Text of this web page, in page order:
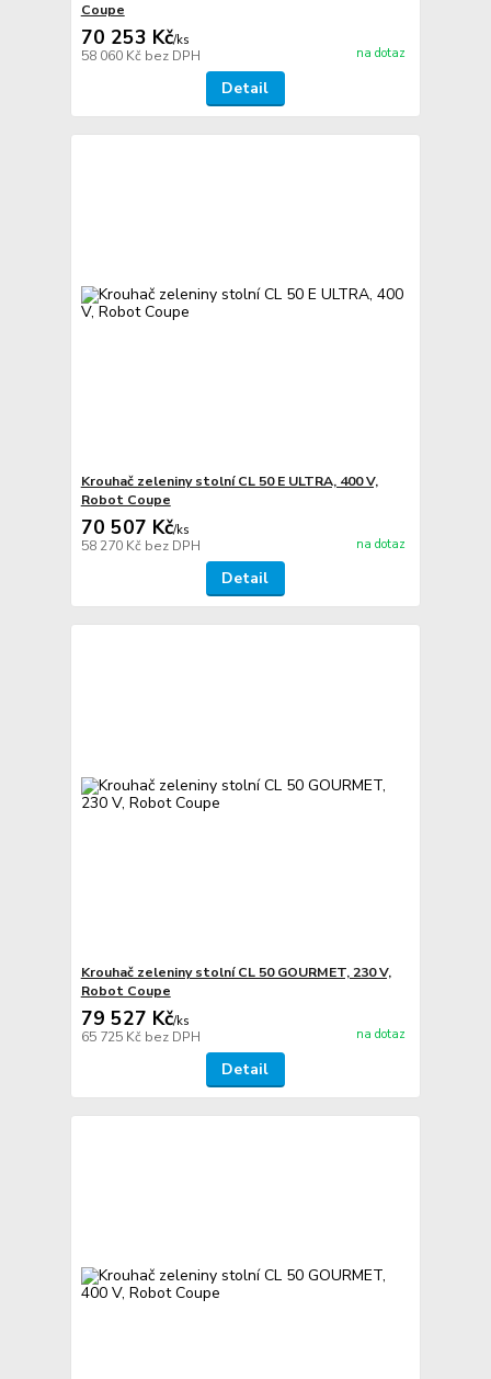
Coupe
70 253 Kč/ks
58 060 Kč bez DPH na dotaz
Detail
Krouhač zeleniny stolní CL 50 E ULTRA, 400 V,
Robot Coupe
70 507 Kč/ks
58 270 Kč bez DPH na dotaz
Detail
Krouhač zeleniny stolní CL 50 GOURMET, 230 V,
Robot Coupe
79 527 Kč/ks
65 725 Kč bez DPH na dotaz
Detail